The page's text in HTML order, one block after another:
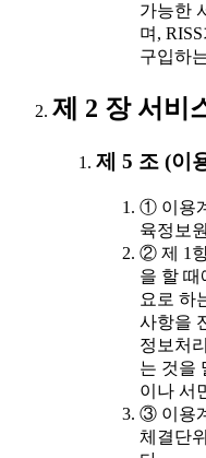
가능한
며,
구입하
제 2 장 서비
제 5 조 (이
① 이용
육정보
② 제 1
을 할 때
요로 하
사항을
정보처
는 것을
이나 서
③ 이용
체결단